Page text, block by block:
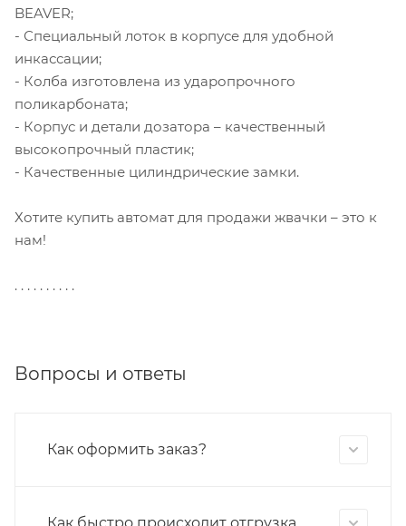
BEAVER;
- Специальный лоток в корпусе для удобной
инкассации;
- Колба изготовлена из ударопрочного
поликарбоната;
- Корпус и детали дозатора – качественный
высокопрочный пластик;
- Качественные цилиндрические замки.
Хотите купить автомат для продажи жвачки – это к
нам!
. . . . . . . . . .
Вопросы и ответы
Как оформить заказ?
Как быстро происходит отгрузка